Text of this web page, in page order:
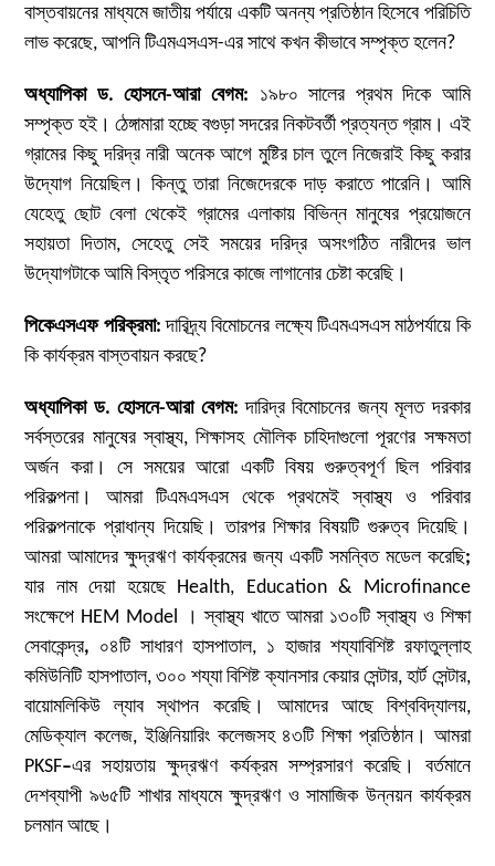
বাস্তবায়নের মাধ্যমে জাতীয় পর্যায়ে একটি অনন্য প্রতিষ্ঠান হিসেবে পরিচিতি
লাভ করেছে, আপনি টিএমএসএস-এর সাথে কখন কীভাবে সম্পৃক্ত হলেন?
অধ্যাপিকা ড. হোসনে-আরা বেগম: ১৯৮০ সালের প্রথম দিকে আমি
সম্পৃক্ত হই। ঠেঙ্গামারা হচ্ছে বগুড়া সদরের নিকটবর্তী প্রত্যন্ত গ্রাম। এই
গ্রামের কিছু দরিদ্র নারী অনেক আগে মুষ্টির চাল তুলে নিজেরাই কিছু করার
উদ্যোগ নিয়েছিল। কিন্তু তারা নিজেদেরকে দাড় করাতে পারেনি। আমি
যেহেতু ছোট বেলা থেকেই গ্রামের এলাকায় বিভিন্ন মানুষের প্রয়োজনে
সহায়তা দিতাম, সেহেতু সেই সময়ের দরিদ্র অসংগঠিত নারীদের ভাল
উদ্যোগটাকে আমি বিস্তৃত পরিসরে কাজে লাগানোর চেষ্টা করেছি।
পিকেএসএফ পরিক্রমা: দারিদ্র্য বিমোচনের লক্ষ্যে টিএমএসএস মাঠপর্যায়ে কি
কি কার্যক্রম বাস্তবায়ন করছে?
অধ্যাপিকা ড. হোসনে-আরা বেগম:দারিদ্র বিমোচনের জন্য মূলত দরকার
সর্বস্তরের মানুষের স্বাস্থ্য, শিক্ষাসহ মৌলিক চাহিদাগুলো পূরণের সক্ষমতা
অর্জন করা। সে সময়ের আরো একটি বিষয় গুরুত্বপূর্ণ ছিল পরিবার
পরিকল্পনা। আমরা টিএমএসএস থেকে প্রথমেই স্বাস্থ্য ও পরিবার
পরিকল্পনাকে প্রাধান্য দিয়েছি। তারপর শিক্ষার বিষয়টি গুরুত্ব দিয়েছি।
আমরা আমাদের ক্ষুদ্রঋণ কার্যক্রমের জন্য একটি সমন্বিত মডেল করেছি;
যার নাম দেয়া হয়েছে Health, Education & Microfinance
সংক্ষেপে HEM Model । স্বাস্থ্য খাতে আমরা ১৩০টি স্বাস্থ্য ও শিক্ষা
সেবাকেন্দ্র, ০৪টি সাধারণ হাসপাতাল, ১ হাজার শয্যাবিশিষ্ট রফাতুল্লাহ
কমিউনিটি হাসপাতাল, ৩০০ শয্যা বিশিষ্ট ক্যানসার কেয়ার সেন্টার, হার্ট সেন্টার,
বায়োমলিকিউ ল্যাব স্থাপন করেছি। আমাদের আছে বিশ্ববিদ্যালয়,
মেডিক্যাল কলেজ, ইঞ্জিনিয়ারিং কলেজসহ ৪৩টি শিক্ষা প্রতিষ্ঠান। আমরা
PKSF–এর সহায়তায় ক্ষুদ্রঋণ কর্যক্রম সম্প্রসারণ করেছি। বর্তমানে
দেশব্যাপী ৯৬৫টি শাখার মাধ্যমে ক্ষুদ্রঋণ ও সামাজিক উন্নয়ন কার্যক্রম
চলমান আছে।